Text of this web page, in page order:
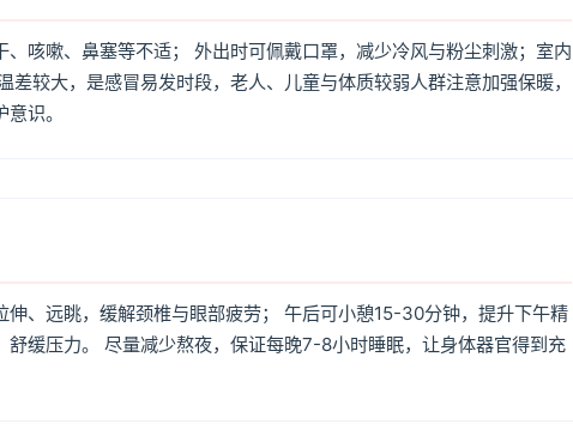
咳嗽、鼻塞等不适； 外出时可佩戴口罩，减少冷风与粉尘刺激；室内
较大，是感冒易发时段，老人、儿童与体质较弱人群注意加强保暖，
识。
、远眺，缓解颈椎与眼部疲劳； 午后可小憩15-30分钟，提升下午精
缓压力。 尽量减少熬夜，保证每晚7-8小时睡眠，让身体器官得到充